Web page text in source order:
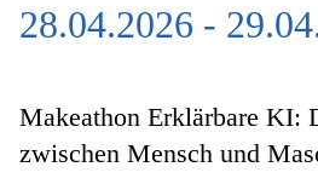
Das Technologieland
Innovationsfelder
28.04.2026 -
Makeathon Erklärbare KI:
zwischen Mensch und